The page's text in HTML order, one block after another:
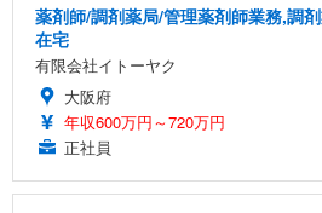
薬剤師/調剤薬局/管理薬剤師業務,調
在宅
有限会社イトーヤク
大阪府
年収600万円～720万円
正社員